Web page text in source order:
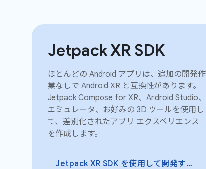
Jetpack XR SDK
ほとんどの Android アプリは、追加の開発作
業なしで Android XR と互換性があります。
Jetpack Compose for XR、Android Studio、
エミュレータ、お好みの 3D ツールを使用し
て、差別化されたアプリ エクスペリエンス
を作成します。
Jetpack XR SDK を使用して開発する